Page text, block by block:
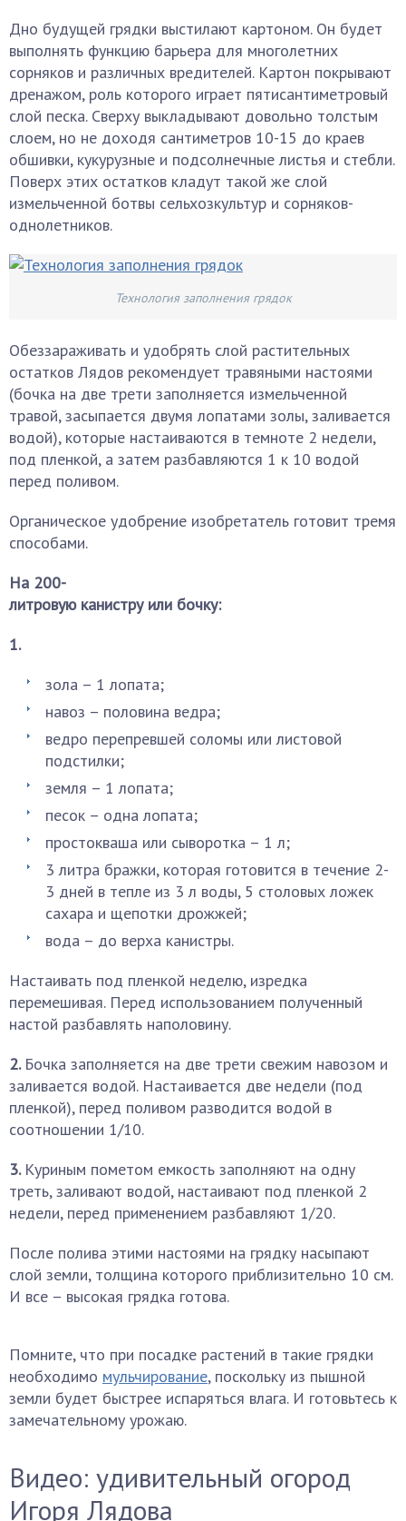
Дно будущей грядки выстилают картоном. Он будет
выполнять функцию барьера для многолетних
сорняков и различных вредителей. Картон покрывают
дренажом, роль которого играет пятисантиметровый
слой песка. Сверху выкладывают довольно толстым
слоем, но не доходя сантиметров 10-15 до краев
обшивки, кукурузные и подсолнечные листья и стебли.
Поверх этих остатков кладут такой же слой
измельченной ботвы сельхозкультур и сорняков-
однолетников.
Технология заполнения грядок
Обеззараживать и удобрять слой растительных
остатков Лядов рекомендует травяными настоями
(бочка на две трети заполняется измельченной
травой, засыпается двумя лопатами золы, заливается
водой), которые настаиваются в темноте 2 недели,
под пленкой, а затем разбавляются 1 к 10 водой
перед поливом.
Органическое удобрение изобретатель готовит тремя
способами.
На 200-
литровую канистру или бочку:
1.
зола – 1 лопата;
навоз – половина ведра;
ведро перепревшей соломы или листовой
подстилки;
земля – 1 лопата;
песок – одна лопата;
простокваша или сыворотка – 1 л;
3 литра бражки, которая готовится в течение 2-
3 дней в тепле из 3 л воды, 5 столовых ложек
сахара и щепотки дрожжей;
вода – до верха канистры.
Настаивать под пленкой неделю, изредка
перемешивая. Перед использованием полученный
настой разбавлять наполовину.
2. Бочка заполняется на две трети свежим навозом и
заливается водой. Настаивается две недели (под
пленкой), перед поливом разводится водой в
соотношении 1/10.
3. Куриным пометом емкость заполняют на одну
треть, заливают водой, настаивают под пленкой 2
недели, перед применением разбавляют 1/20.
После полива этими настоями на грядку насыпают
слой земли, толщина которого приблизительно 10 см.
И все – высокая грядка готова.
Помните, что при посадке растений в такие грядки
необходимо мульчирование, поскольку из пышной
земли будет быстрее испаряться влага. И готовьтесь к
замечательному урожаю.
Видео: удивительный огород
Игоря Лядова